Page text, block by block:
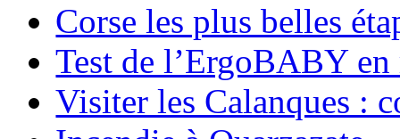
Corse les plus belles
Test de l’ErgoBABY en
Visiter les Calanques :